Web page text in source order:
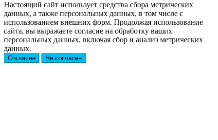
Настоящий сайт использует средства сбора метрических
данных, а также персональных данных, в том числе с
использованием внешних форм. Продолжая использование
сайта, вы выражаете согласие на обработку ваших
персональных данных, включая сбор и анализ метрических
данных.
Согласен Не согласен